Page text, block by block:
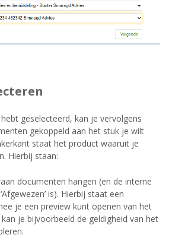
geselecteerd, kan je vervolgens
gekoppeld aan het stuk je wilt
staat het product waaruit je
Hierbij staan:
documenten hangen (en de interne
is). Hierbij staat een
je een preview kunt openen van het
je bijvoorbeeld de geldigheid van het